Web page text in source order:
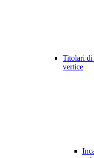
Titolari di
vertice